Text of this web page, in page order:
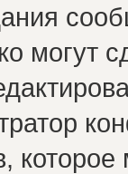
могут